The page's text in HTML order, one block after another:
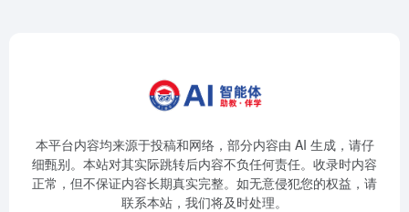
本平台内容均来源于投稿和网络，部分内容由 AI 生成，请仔
细甄别。本站对其实际跳转后内容不负任何责任。收录时内容
正常，但不保证内容长期真实完整。如无意侵犯您的权益，请
联系本站，我们将及时处理。